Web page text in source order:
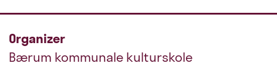
Organizer
Bærum kommunale kulturskole